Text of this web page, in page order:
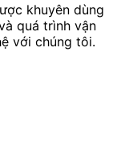
khuyên dùng
quá trình vận
với chúng tôi.